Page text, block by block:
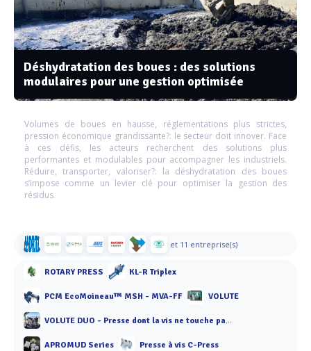
Déshydratation des boues : des solutions
modulaires pour une gestion optimisée
Volumes de boues en hausse, réglementations plus strictes,
pression économique grandissante?: le secteur doit innover. Face
à ces défis, les acteurs recherchent des solutions plus
performantes et modulables pour accompagner les industriels.
Réduire, transporter, valoriser?: la déshydratation des boues
s’impose comme un levier clé pour optimiser la gestion des
résidus.
et 11 entreprise(s)
ROTARY PRESS KL-R Triplex
PCM EcoMoineau™ MSH - MVA-FF VOLUTE
VOLUTE DUO - Presse dont la vis ne touche pas les anneaux
APROMUD Series Presse à vis C-Press